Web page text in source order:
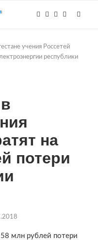
учения Россетей
республики
на
потери
млн рублей потери